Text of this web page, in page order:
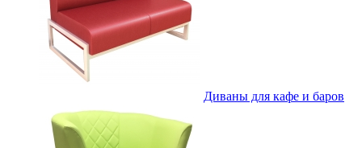
Диваны для кафе и баров